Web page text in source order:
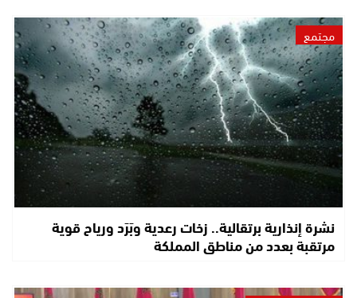
مجتمع
نشرة إنذارية برتقالية.. زخات رعدية وبَرَد ورياح قوية
مرتقبة بعدد من مناطق المملكة